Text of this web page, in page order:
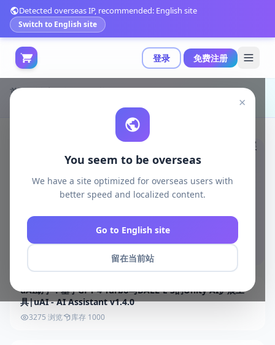
登录 免费注册
Detected overseas IP, recommended: English site
Switch to English site
×
You seem to be overseas
We have a site optimized for overseas users with
better speed and localized content.
Go to English site
留在当前站
首页 游戏开发 unity资源
Unity Tools
uAI助手：基于GPT-4 Turbo与DALL-E 3的Unity AI扩展工
具|uAI - AI Assistant v1.4.0
3275 浏览 库存 1000